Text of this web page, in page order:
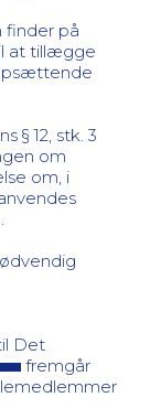
på
at tillægge
§ 12, stk. 3
om
om, i
Det
fremgår